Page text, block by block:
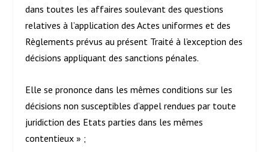
dans toutes les affaires soulevant des questions
relatives à l’application des Actes uniformes et des
Règlements prévus au présent Traité à l’exception des
décisions appliquant des sanctions pénales.
Elle se prononce dans les mêmes conditions sur les
décisions non susceptibles d’appel rendues par toute
juridiction des Etats parties dans les mêmes
contentieux » ;